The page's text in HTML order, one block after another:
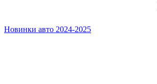
Новинки авто 2024-2025